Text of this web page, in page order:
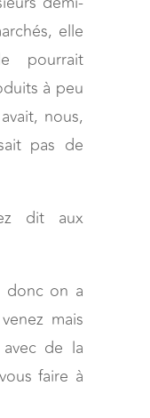
elle
pourrait
à peu
nous,
pas de
dit aux
donc on a
mais
de la
faire à